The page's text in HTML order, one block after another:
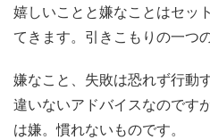
嬉しいことと嫌なことはセッ
てきます。引きこもりの一つ
嫌なこと、失敗は恐れず行動
違いないアドバイスなのです
は嫌。慣れないものです。